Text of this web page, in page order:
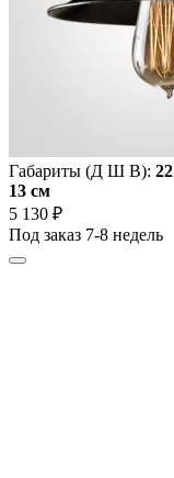
Габариты (Д Ш В): 22
13 cм
5 130 ₽
Под заказ 7-8 недель